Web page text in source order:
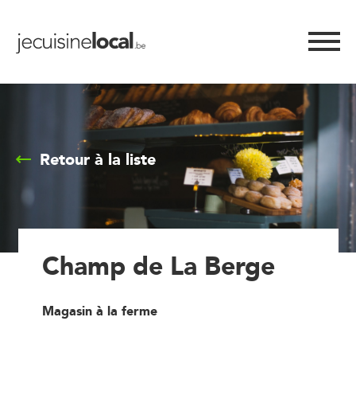
Retour à la liste
Champ de La Berge
Magasin à la ferme